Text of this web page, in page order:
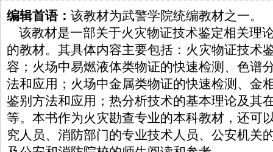
编辑首语： 该教材为武警学院统编教材之一。
该教材是一部关于火灾物证技术鉴定相关理
的教材。其具体内容主要包括：火灾物证技术
容；火场中易燃液体类物证的快速检测、色谱
法和应用；火场中金属类物证的快速检测、金
鉴别方法和应用；热分析技术的基本理论及其
等。本书作为火灾勘查专业的本科教材，还可
究人员、消防部门的专业技术人员、公安机关